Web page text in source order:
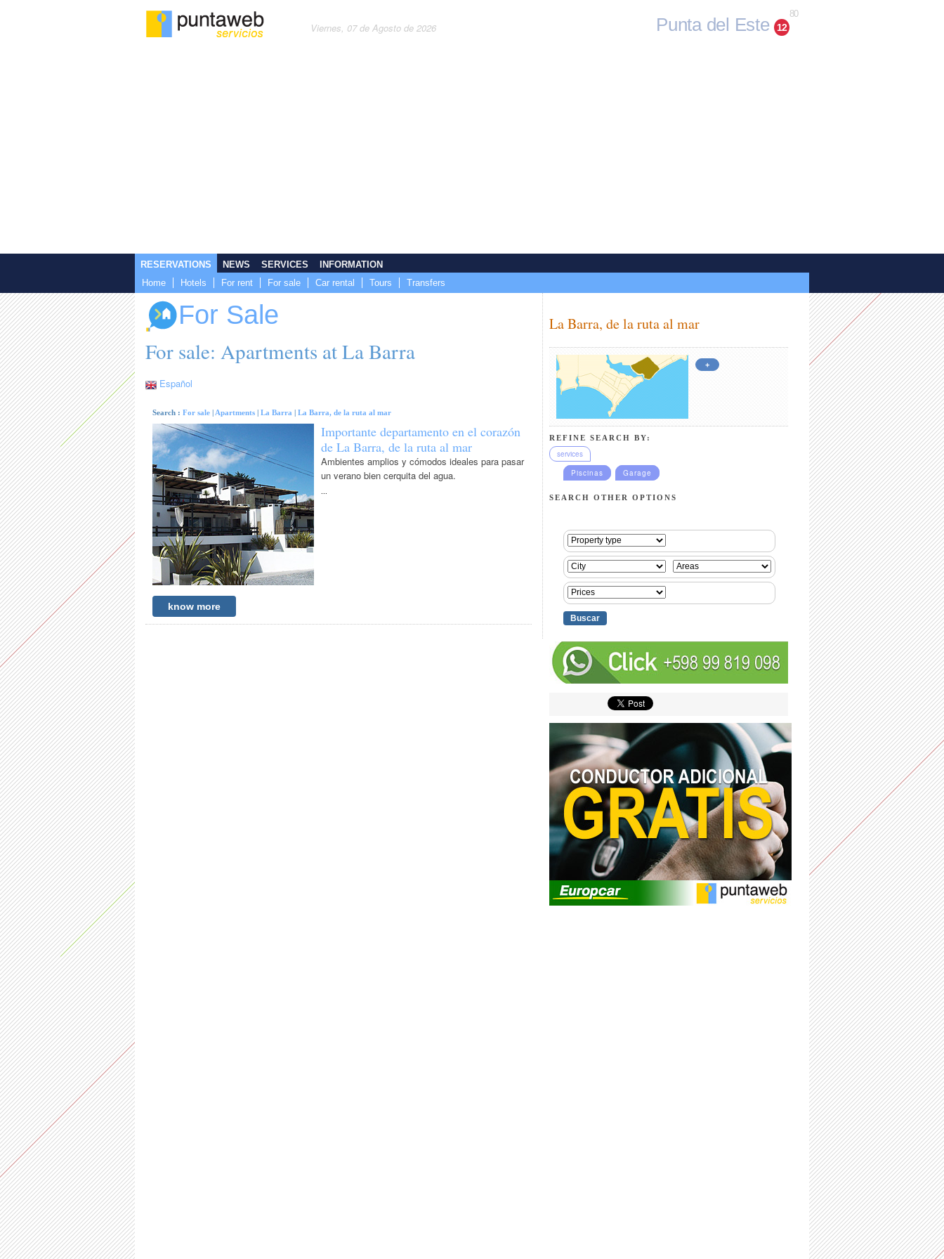
Viernes, 07 de Agosto de 2026 Punta del Este 12
80
RESERVATIONS
Home
Hotels For rent For sale Car rental Tours Transfers
NEWS SERVICES INFORMATION
For Sale
For sale: Apartments at La Barra
Español
Search : For sale Apartments La Barra La Barra, de la ruta al mar
Importante departamento en el corazón
de La Barra, de la ruta al mar
Ambientes amplios y cómodos ideales para pasar
un verano bien cerquita del agua.
...
know more
La Barra, de la ruta al mar
+
REFINE SEARCH BY:
services
Piscinas
Garage
SEARCH OTHER OPTIONS